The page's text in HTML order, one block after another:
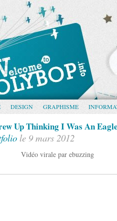
DESIGN GRAPHISME
Up Thinking I Was An
le 9 mars 2012
Vidéo virale par ebuzzing